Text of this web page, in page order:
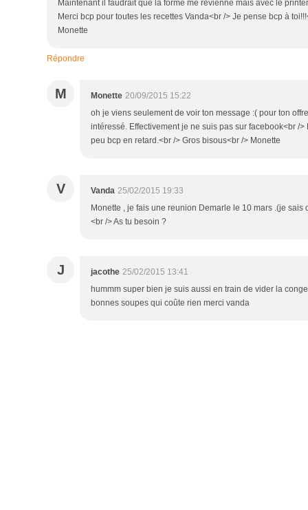
Maintenant il faudrait que la forme me revienne mais avec le
Merci bcp pour toutes les recettes Vanda<br /> Je pense bcp à
Monette
Répondre
M Monette 20/09/2015 15:22
oh je viens seulement de voir ton message :( pour ton
intéressé. Effectivement je ne suis pas sur facebook<br />
peu bcp en retard.<br /> Gros bisous<br /> Monette
V Vanda 25/02/2015 19:33
Monette , je fais une reunion Demarle le 10 mars .(je sais
<br /> As tu besoin ?
J jacothe 25/02/2015 13:41
hummm super bien je suis aussi en train de vider la
bonnes soupes qui coûte rien merci vanda